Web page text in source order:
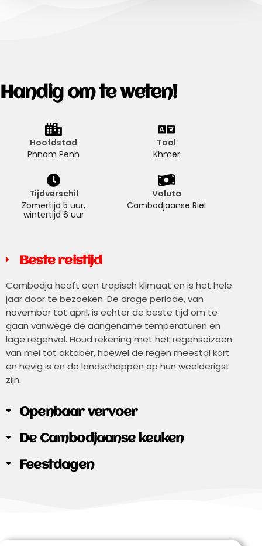
Handig om te weten!
Hoofdstad
Phnom Penh
Taal
Khmer
Tijdverschil
Zomertijd 5 uur,
wintertijd 6 uur
Valuta
Cambodjaanse Riel
Beste reistijd
Cambodja heeft een tropisch klimaat en is het hele
jaar door te bezoeken. De droge periode, van
november tot april, is echter de beste tijd om te
gaan vanwege de aangename temperaturen en
lage regenval. Houd rekening met het regenseizoen
van mei tot oktober, hoewel de regen meestal kort
en hevig is en de landschappen op hun weelderigst
zijn.
Openbaar vervoer
De Cambodjaanse keuken
Feestdagen